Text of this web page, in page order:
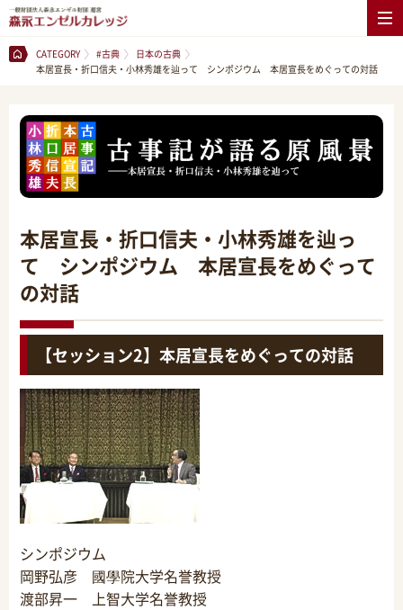
CATEGORY #古典
日本の古典
本居宣長・折口信夫・小林秀雄を辿って シンポジウム 本居宣長をめぐっての対話
本居宣長・折口信夫・小林秀雄を辿っ
て シンポジウム 本居宣長をめぐって
の対話
【セッション2】本居宣長をめぐっての対話
シンポジウム
岡野弘彦 國學院大学名誉教授
渡部昇一 上智大学名誉教授